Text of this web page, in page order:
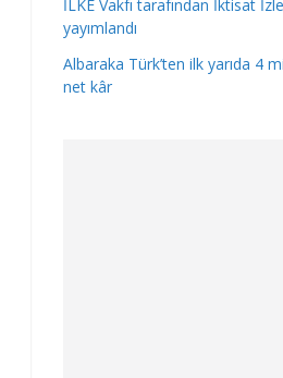
İLKE Vakfı tarafından İktisat
yayımlandı
Albaraka Türk’ten ilk yarıda 4
net kâr